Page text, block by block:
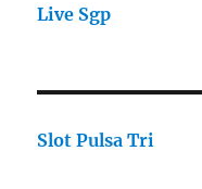
Live Sgp
Slot Pulsa Tri